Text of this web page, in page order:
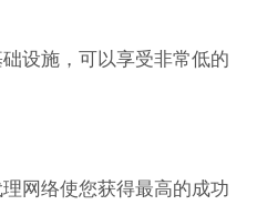
设施，可以享受非常低的
网络使您获得最高的成功